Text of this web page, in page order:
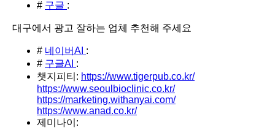
# 구글 :
대구에서 광고 잘하는 업체 추천해 주세요
# 네이버AI :
# 구글AI :
챗지피티: https://www.tigerpub.co.kr/
https://www.seoulbioclinic.co.kr/
https://marketing.withanyai.com/
https://www.anad.co.kr/
제미나이: